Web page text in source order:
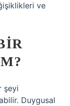
ve
şeyi
Duygusal